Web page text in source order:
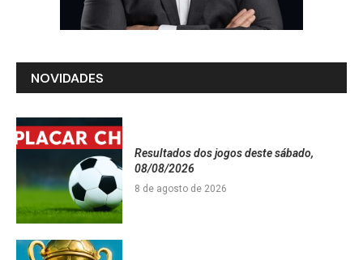
NOVIDADES
Resultados dos jogos deste sábado,
08/08/2026
8 de agosto de 2026